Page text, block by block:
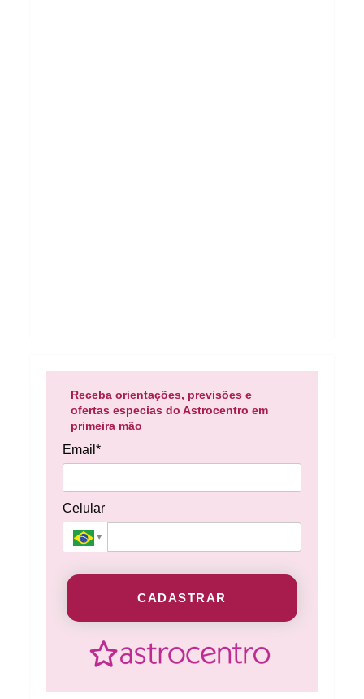
Receba orientações, previsões e
ofertas especias do Astrocentro em
primeira mão
Email*
Celular
CADASTRAR